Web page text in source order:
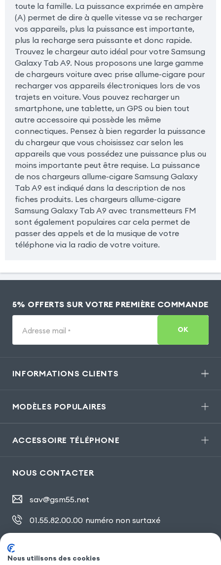
toute la famille. La puissance exprimée en ampère
(A) permet de dire à quelle vitesse va se recharger
vos appareils, plus la puissance est importante,
plus la recharge sera puissante et donc rapide.
Trouvez le chargeur auto idéal pour votre Samsung
Galaxy Tab A9. Nous proposons une large gamme
de chargeurs voiture avec prise allume-cigare pour
recharger vos appareils électroniques lors de vos
trajets en voiture. Vous pouvez recharger un
smartphone, une tablette, un GPS ou bien tout
autre accessoire qui possède les même
connectiques. Pensez à bien regarder la puissance
du chargeur que vous choisissez car selon les
appareils que vous possédez une puissance plus ou
moins importante peut être requise. La puissance
de nos chargeurs allume-cigare Samsung Galaxy
Tab A9 est indiqué dans la description de nos
fiches produits. Les chargeurs allume-cigare
Samsung Galaxy Tab A9 avec transmetteurs FM
sont également populaires car cela permet de
passer des appels et de la musique de votre
téléphone via la radio de votre voiture.
5% OFFERTS SUR VOTRE PREMIÈRE COMMANDE
Adresse mail * OK
INFORMATIONS CLIENTS
MODÈLES POPULAIRES
ACCESSOIRE TÉLÉPHONE
NOUS CONTACTER
sav@gsm55.net
01.55.82.00.00 numéro non surtaxé
Nous utilisons des cookies